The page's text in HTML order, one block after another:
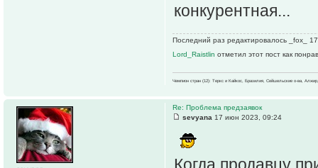
конкурентная...
Последний раз редактировалось _fox_
Lord_Raistlin отметил этот пост как
Чемпион стран (12): Теркс и Кайкос, Бразилия, Сейшельские о-ва,
Re: Проблема предзаявок
sevyana 17 июн 2023, 09:24